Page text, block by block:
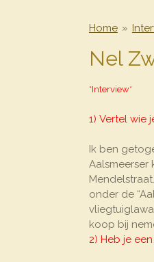
Home »
Nel
*Interview*
1) Vertel wie
Ik ben
Aalsmeerser
onder de
koop bij
2) Heb je